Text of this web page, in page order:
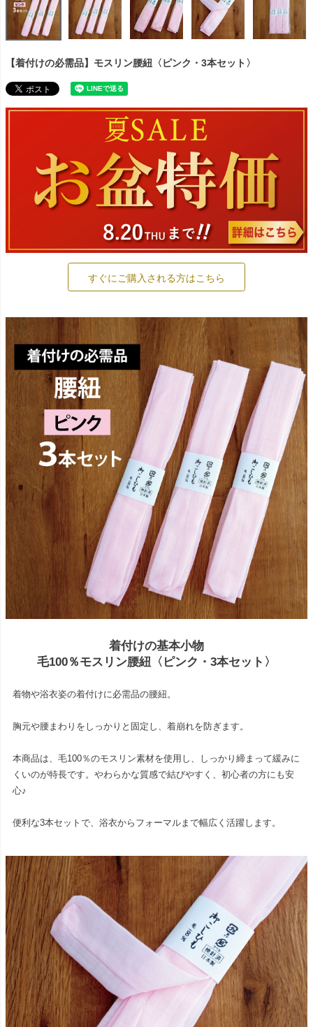
【着付けの必需品】モスリン腰紐〈ピンク・3本セット〉
すぐにご購入される方はこちら
着付けの基本小物
毛100％モスリン腰紐〈ピンク・3本セット〉
着物や浴衣姿の着付けに必需品の腰紐。
胸元や腰まわりをしっかりと固定し、着崩れを防ぎます。
本商品は、毛100％のモスリン素材を使用し、しっかり締まって緩みに
くいのが特長です。やわらかな質感で結びやすく、初心者の方にも安
心♪
便利な3本セットで、浴衣からフォーマルまで幅広く活躍します。